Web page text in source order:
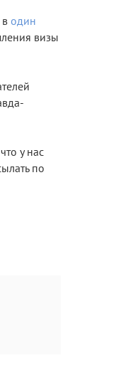
один
визы
у нас
по